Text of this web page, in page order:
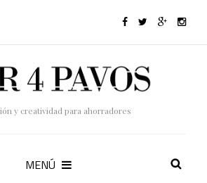
y creatividad para ahorradores
MENÚ